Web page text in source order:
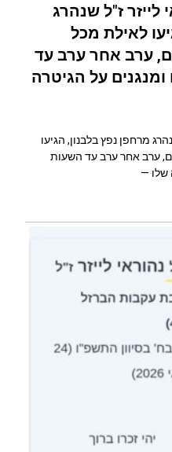
ז"ל שנהרג
לאילת מכל
ערב אחר ערב עד
על הגיטרה
מרחפן נפץ בלבנון, הגיעו
ערב אחר ערב עד השעות
שלו —